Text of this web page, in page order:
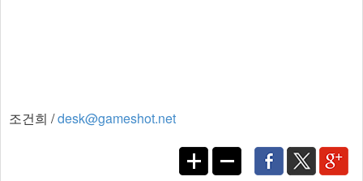
조건희 /desk@gameshot.net